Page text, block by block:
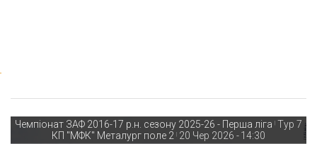
Чемпіонат ЗАФ 2016-17 р.н. сезону 2025-26 - Перша ліга | Тур 7
КП "МФК" Металург поле 2 | 20 Чер 2026 - 14:30